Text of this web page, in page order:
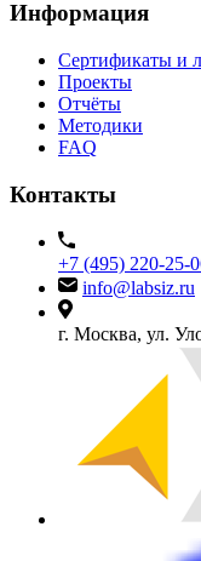
Информация
Сертификаты и
Проекты
Отчёты
Методики
FAQ
Контакты
+7 (495) 220-25-
info@labsiz.ru
г. Москва, ул.